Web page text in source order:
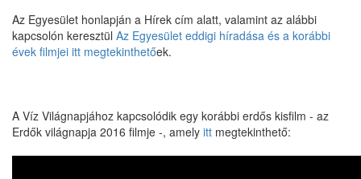
Az Egyesület honlapján a Hírek cím alatt, valamint az alábbi
kapcsolón keresztül Az Egyesület eddigi híradása és a korábbi
évek filmjei itt megtekinthetőek.
A Víz Világnapjához kapcsolódik egy korábbi erdős kisfilm - az
Erdők világnapja 2016 filmje -, amely itt megtekinthető: